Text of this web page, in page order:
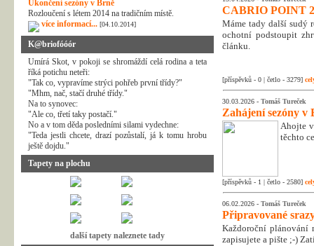
Ukončení sezóny v Brně
Rozloučení s létem 2014 na tradičním místě.
více informací... [04.10.2014]
K@briofóóór
Umírá Skot, v pokoji se shromáždí celá rodina a teta
říká potichu neteři:
"Tak co, vypravíme strýci pohřeb první třídy?"
"Mhm, nač, stačí druhé třídy."
Na to synovec:
"Ale co, třetí taky postačí."
No a v tom děda posledními silami vydechne:
"Teda jestli chcete, drazí pozůstalí, já k tomu hrobu
ještě dojdu."
Tapety na plochu
další tapety naleznete tady
CABRIO POINT
Máme tady další sudý
ochotní podstoupit
článku.
[příspěvků - 0 | četlo - 3279]
30.03.2026 - Tomáš Tureček
Zahájení sezóny v
Ahojte
těchto
[příspěvků - 1 | četlo - 2580]
06.02.2026 - Tomáš Tureček
Připravované
Každoroční plánování
zapisujete a pište ;-)